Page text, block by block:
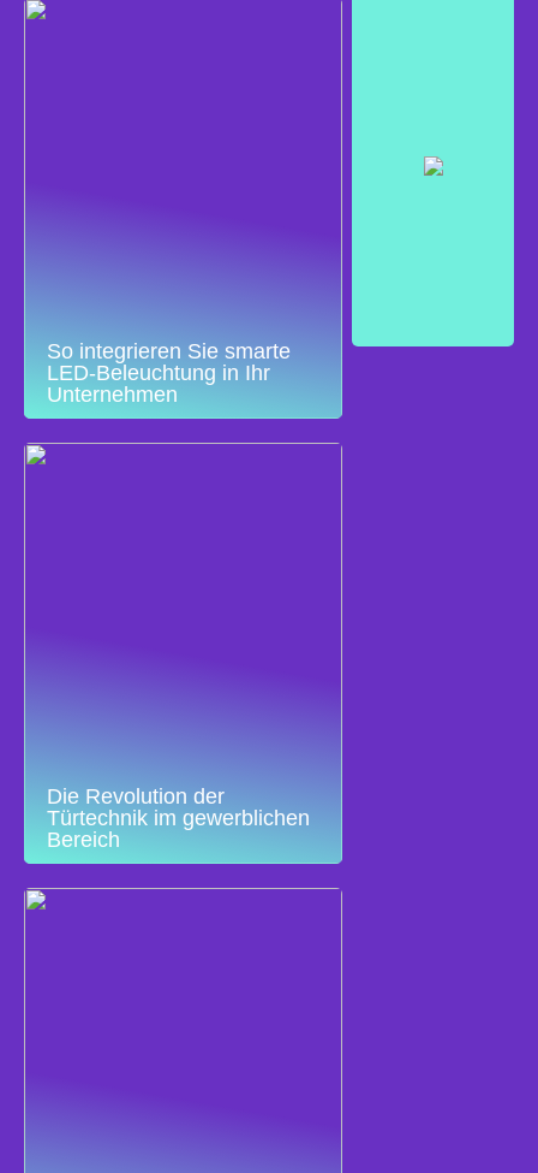
So integrieren Sie smarte
LED-Beleuchtung in Ihr
Unternehmen
Die Revolution der
Türtechnik im gewerblichen
Bereich